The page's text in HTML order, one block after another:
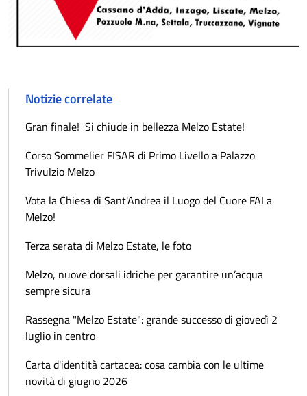
Notizie correlate
Gran finale! Si chiude in bellezza Melzo Estate!
Corso Sommelier FISAR di Primo Livello a Palazzo
Trivulzio Melzo
Vota la Chiesa di Sant'Andrea il Luogo del Cuore FAI a
Melzo!
Terza serata di Melzo Estate, le foto
Melzo, nuove dorsali idriche per garantire un’acqua
sempre sicura
Rassegna "Melzo Estate": grande successo di giovedì 2
luglio in centro
Carta d'identità cartacea: cosa cambia con le ultime
novità di giugno 2026